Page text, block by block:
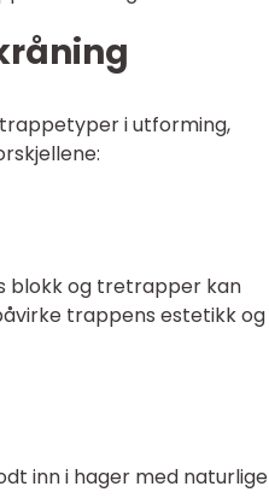
i utforming,
blokk og tretrapper kan
trappens estetikk og
inn i hager med naturlige